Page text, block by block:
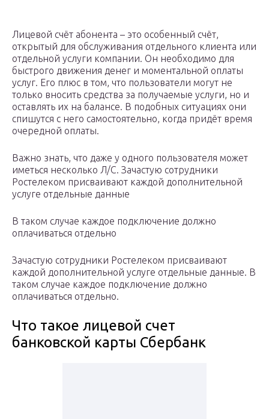
Лицевой счёт абонента – это особенный счёт,
открытый для обслуживания отдельного клиента или
отдельной услуги компании. Он необходимо для
быстрого движения денег и моментальной оплаты
услуг. Его плюс в том, что пользователи могут не
только вносить средства за получаемые услуги, но и
оставлять их на балансе. В подобных ситуациях они
спишутся с него самостоятельно, когда придёт время
очередной оплаты.
Важно знать, что даже у одного пользователя может
иметься несколько Л/С. Зачастую сотрудники
Ростелеком присваивают каждой дополнительной
услуге отдельные данные
В таком случае каждое подключение должно
оплачиваться отдельно
Зачастую сотрудники Ростелеком присваивают
каждой дополнительной услуге отдельные данные. В
таком случае каждое подключение должно
оплачиваться отдельно.
Что такое лицевой счет
банковской карты Сбербанк